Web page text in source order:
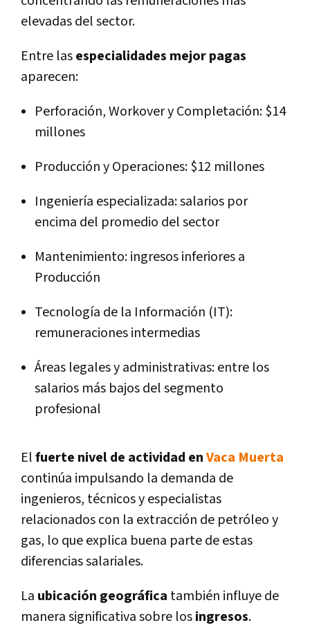
elevadas del sector.
Entre lasespecialidades mejor pagas
aparecen:
Perforación, Workover y Completación:$14
millones
Producción y Operaciones:$12 millones
Ingeniería especializada:salarios por
encima del promedio del sector
Mantenimiento:ingresos inferiores a
Producción
Tecnología de la Información (IT):
remuneraciones intermedias
Áreas legales y administrativas:entre los
salarios más bajos del segmento
profesional
Elfuerte nivel de actividad enVaca Muerta
continúa impulsando la demanda de
ingenieros, técnicos y especialistas
relacionados con la extracción de petróleo y
gas, lo que explica buena parte de estas
diferencias salariales.
La ubicación geográfica también influye de
manera significativa sobre losingresos.